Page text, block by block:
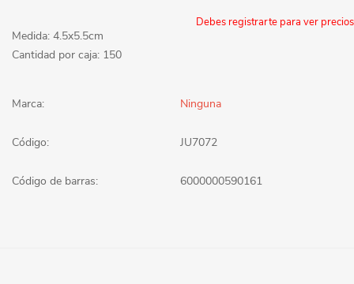
Debes registrarte para ver precios
Medida: 4.5x5.5cm
Cantidad por caja: 150
Marca: Ninguna
Código: JU7072
Código de barras: 6000000590161